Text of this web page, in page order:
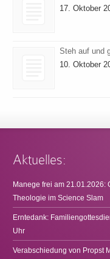
17. Oktober
Steh auf und
10. Oktober
Aktuelles:
Manege frei am 21.01.2026:
Theologie im Science Slam
Erntedank:
Uhr
Verabschiedung von Propst